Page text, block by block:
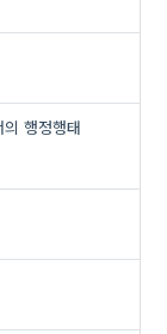
행정행태